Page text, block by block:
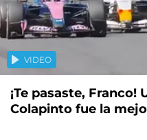
VIDEO
¡Te pasaste, Franco!
Colapinto fue la